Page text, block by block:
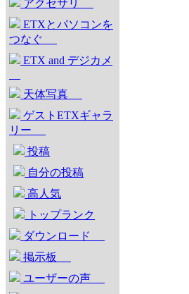
アクセサリ
ETXとパソコンを
つなぐ
ETX and デジカメ
天体写真
ゲストETXギャラ
リー
投稿
自分の投稿
高人気
トップランク
ダウンロード
掲示板
ユーザーの声